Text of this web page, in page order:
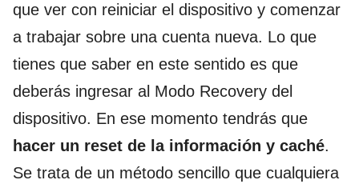
que ver con reiniciar el dispositivo y comenzar
a trabajar sobre una cuenta nueva. Lo que
tienes que saber en este sentido es que
deberás ingresar al Modo Recovery del
dispositivo. En ese momento tendrás que
hacer un reset de la información y caché.
Se trata de un método sencillo que cualquiera